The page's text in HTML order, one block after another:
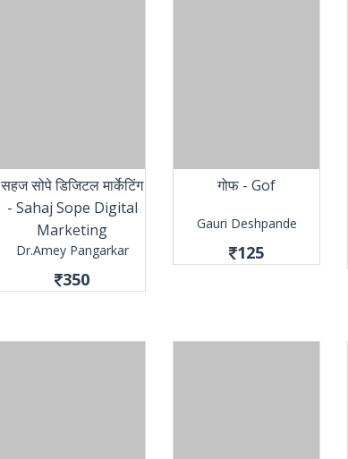
सहज सोपे डिजिटल मार्केटिंग
- Sahaj Sope Digital
Marketing
Dr.Amey Pangarkar
350
गोफ - Gof
Gauri Deshpande
125